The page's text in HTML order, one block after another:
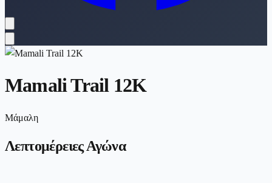
Mamali Trail 12K
Μάμαλη
Λεπτομέρειες Αγώνα